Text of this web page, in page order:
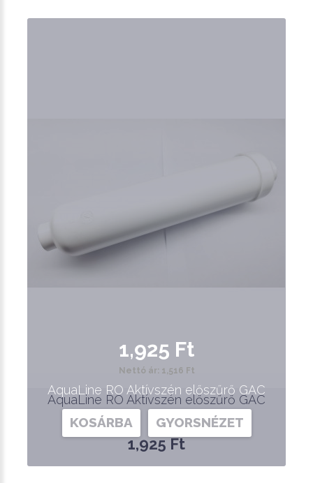
AquaLine RO Aktívszén előszűrő GAC
1,925 Ft
1,925 Ft
Nettó ár: 1,516 Ft
AquaLine RO Aktívszén előszűrő GAC
KOSÁRBA GYORSNÉZET